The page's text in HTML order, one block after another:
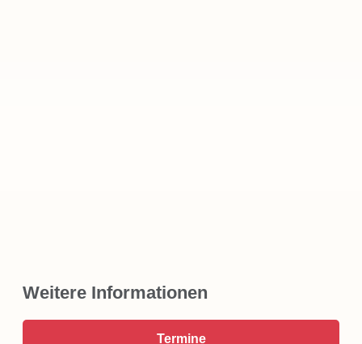
Weitere Informationen
Termine